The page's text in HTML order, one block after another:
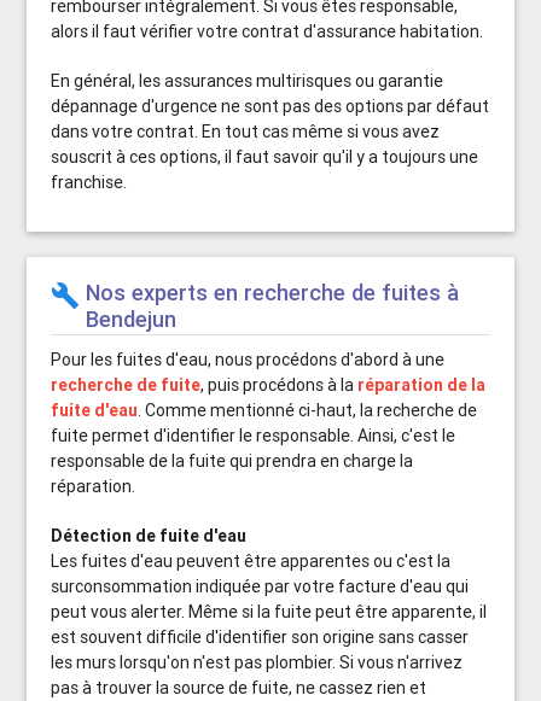
rembourser intégralement. Si vous êtes responsable,
alors il faut vérifier votre contrat d'assurance habitation.
En général, les assurances multirisques ou garantie
dépannage d'urgence ne sont pas des options par défaut
dans votre contrat. En tout cas même si vous avez
souscrit à ces options, il faut savoir qu'il y a toujours une
franchise.
build Nos experts en recherche de fuites à
Bendejun
Pour les fuites d'eau, nous procédons d'abord à une
recherche de fuite, puis procédons à la réparation de la
fuite d'eau. Comme mentionné ci-haut, la recherche de
fuite permet d'identifier le responsable. Ainsi, c'est le
responsable de la fuite qui prendra en charge la
réparation.
Détection de fuite d'eau
Les fuites d'eau peuvent être apparentes ou c'est la
surconsommation indiquée par votre facture d'eau qui
peut vous alerter. Même si la fuite peut être apparente, il
est souvent difficile d'identifier son origine sans casser
les murs lorsqu'on n'est pas plombier. Si vous n'arrivez
pas à trouver la source de fuite, ne cassez rien et